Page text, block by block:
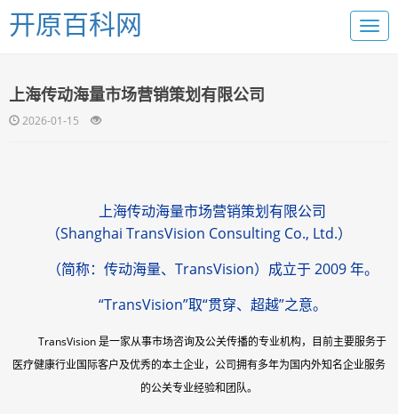
开原百科网
上海传动海量市场营销策划有限公司
2026-01-15
上海传动海量市场营销策划有限公司
（Shanghai TransVision Consulting Co., Ltd.）
（简称：传动海量、 TransVision）成立于 2009 年。
“TransVision”取“贯穿、超越”之意。
TransVision 是一家从事市场咨询及公关传播的专业机构，目前主要服务于
医疗健康行业国际客户及优秀的本土企业，公司拥有多年为国内外知名企业服务
的公关专业经验和团队。